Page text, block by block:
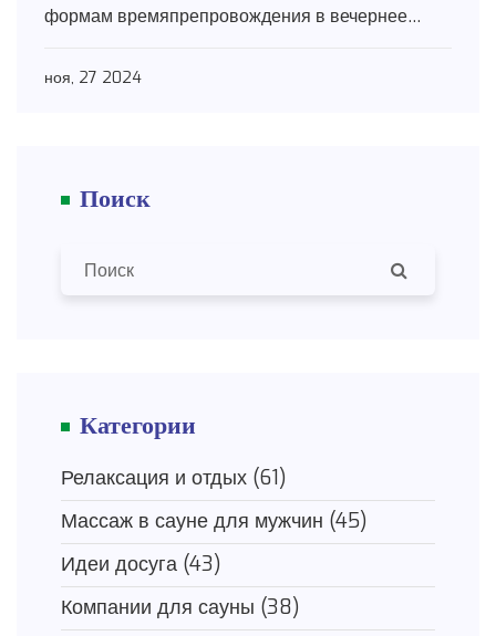
формам времяпрепровождения в вечернее
Найдете советы для всех типов пар и увлечений,
ноя, 27 2024
Поиск
Категории
Релаксация и отдых (61)
Массаж в сауне для мужчин (45)
Идеи досуга (43)
Компании для сауны (38)